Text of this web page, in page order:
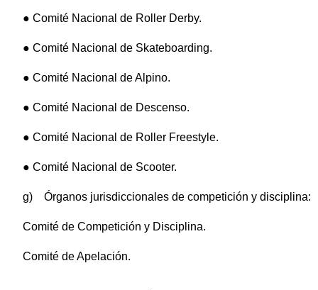
● Comité Nacional de Roller Derby.
● Comité Nacional de Skateboarding.
● Comité Nacional de Alpino.
● Comité Nacional de Descenso.
● Comité Nacional de Roller Freestyle.
● Comité Nacional de Scooter.
g) Órganos jurisdiccionales de competición y disciplina:
Comité de Competición y Disciplina.
Comité de Apelación.